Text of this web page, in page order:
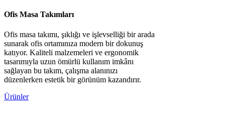
Ofis Masa Takımları
Ofis masa takımı, şıklığı ve işlevselliği bir arada
sunarak ofis ortamınıza modern bir dokunuş
katıyor. Kaliteli malzemeleri ve ergonomik
tasarımıyla uzun ömürlü kullanım imkânı
sağlayan bu takım, çalışma alanınızı
düzenlerken estetik bir görünüm kazandırır.
Ürünler